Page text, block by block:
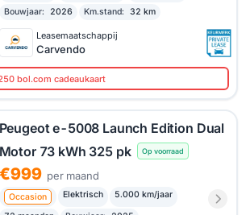
Bouwjaar: 2026 Km.stand: 32 km
Leasemaatschappij
Carvendo
bol.com cadeaukaart
Peugeot e-5008 Launch Edition Dual
Motor 73 kWh 325 pk
Op voorraad
€999 per maand
Occasion Elektrisch 5.000 km/jaar